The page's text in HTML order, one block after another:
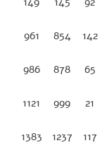
961 854 142
986 878 65
1121 999 21
1383 1237 117